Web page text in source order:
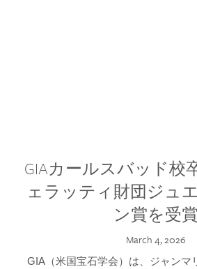
GIAカールスバッド校
ェラッティ財団ジュ
ン賞を受賞
March 4, 2026
GIA（米国宝石学会）は、ジャンマ